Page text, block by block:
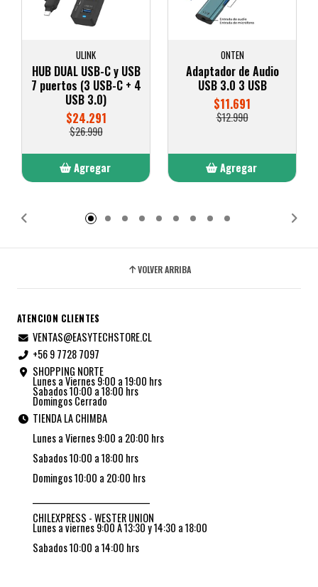
ULINK
HUB DUAL USB-C y USB
7 puertos (3 USB-C + 4
USB 3.0)
$24.291
$26.990
Agregar
ONTEN
Adaptador de Audio
USB 3.0 3 USB
$11.691
$12.990
Agregar
VOLVER ARRIBA
ATENCION CLIENTES
VENTAS@EASYTECHSTORE.CL
+56 9 7728 7097
SHOPPING NORTE
Lunes a Viernes 9:00 a 19:00 hrs
Sabados 10:00 a 18:00 hrs
Domingos Cerrado
TIENDA LA CHIMBA
Lunes a Viernes 9:00 a 20:00 hrs
Sabados 10:00 a 18:00 hrs
Domingos 10:00 a 20:00 hrs
CHILEXPRESS - WESTER UNION
Lunes a viernes 9:00 A 13:30 y 14:30 a 18:00
Sabados 10:00 a 14:00 hrs